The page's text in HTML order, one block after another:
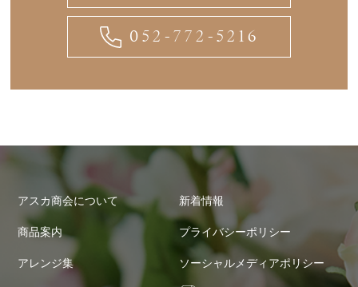
052-772-5216
アスカ商会について
商品案内
アレンジ集
新着情報
プライバシーポリシー
ソーシャルメディアポリシー